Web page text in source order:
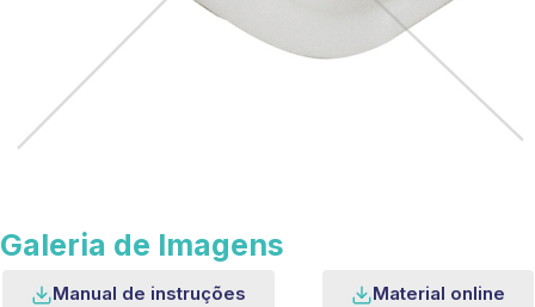
Galeria de Imagens
Manual de instruções Material online